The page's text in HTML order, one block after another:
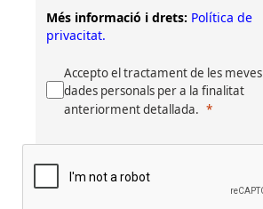
Més informació i drets: Política de
privacitat.
Accepto el tractament de les meves
dades personals per a la finalitat
anteriorment detallada.